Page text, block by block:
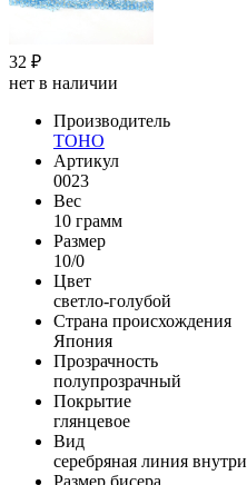
32 ₽
нет в наличии
Производитель
TOHO
Артикул
0023
Вес
10 грамм
Размер
10/0
Цвет
светло-голубой
Страна происхождения
Япония
Прозрачность
полупрозрачный
Покрытие
глянцевое
Вид
серебряная линия внутри
Размер бисера